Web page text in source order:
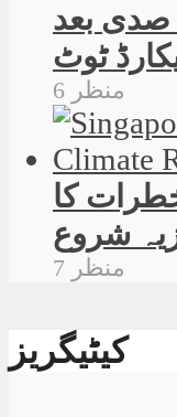
صدی بعد
6 منظر
کا
شروع
7 منظر
کیٹیگریز